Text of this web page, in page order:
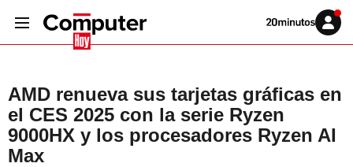
Volver
Iniciar
sesión
AMD renueva sus tarjetas gráficas en
el CES 2025 con la serie Ryzen
9000HX y los procesadores Ryzen AI
Max